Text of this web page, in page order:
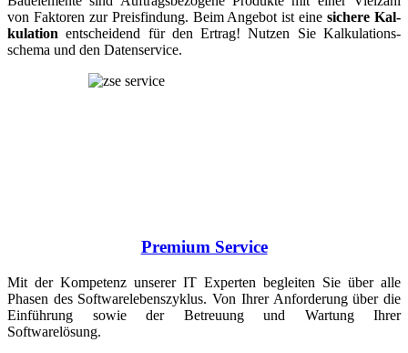
von Faktoren zur Preisfindung. Beim Angebot ist einesichere Kal­
ku­lation ent­schei­dend für den Ertrag! Nutzen Sie Kalku­la­tions­
schema und den Datenservice.
Premium Service
Mit der Kompetenz unse­rer IT Experten beglei­ten Sie über alle
Phasen des Software­lebens­zyklus. Von Ihrer An­for­de­rung über die
Ein­füh­rung sowie der Betreu­ung und War­tung Ihrer
Softwarelösung.